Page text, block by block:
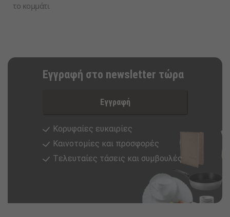
το κομμάτι
Εγγραφή στο newsletter τώρα
Εγγραφή
Κορυφαίες ευκαιρίες
Καινοτομίες και προσφορές
Tελευταίες τάσεις και συμβουλές